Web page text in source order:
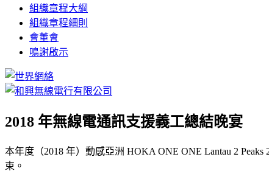
組織章程大綱
組織章程細則
會董會
鳴謝啟示
2018 年無線電通訊支援義工總結晚宴
本年度（2018 年）動感亞洲 HOKA ONE ONE Lantau 2
束。